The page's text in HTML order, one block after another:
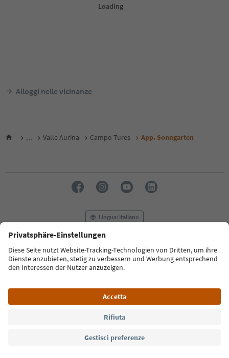
Alloggi nelle vicinanze
... Valle Aurina Campo Tures App. Sonngarten
Lingua: Italiano
FAQ Contatti Press MICE
Privacy Policy
Termini e condizioni
Crediti
Cookie Policy
Alto Adige B2B